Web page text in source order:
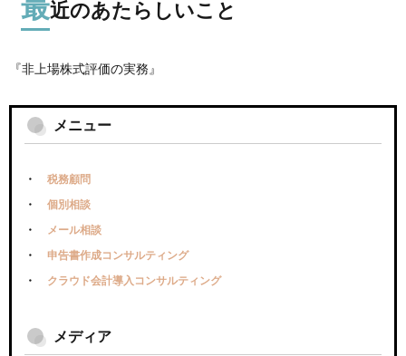
近のあたらしいこと
『非上場株式評価の実務』
メニュー
税務顧問
個別相談
メール相談
申告書作成コンサルティング
クラウド会計導入コンサルティング
メディア